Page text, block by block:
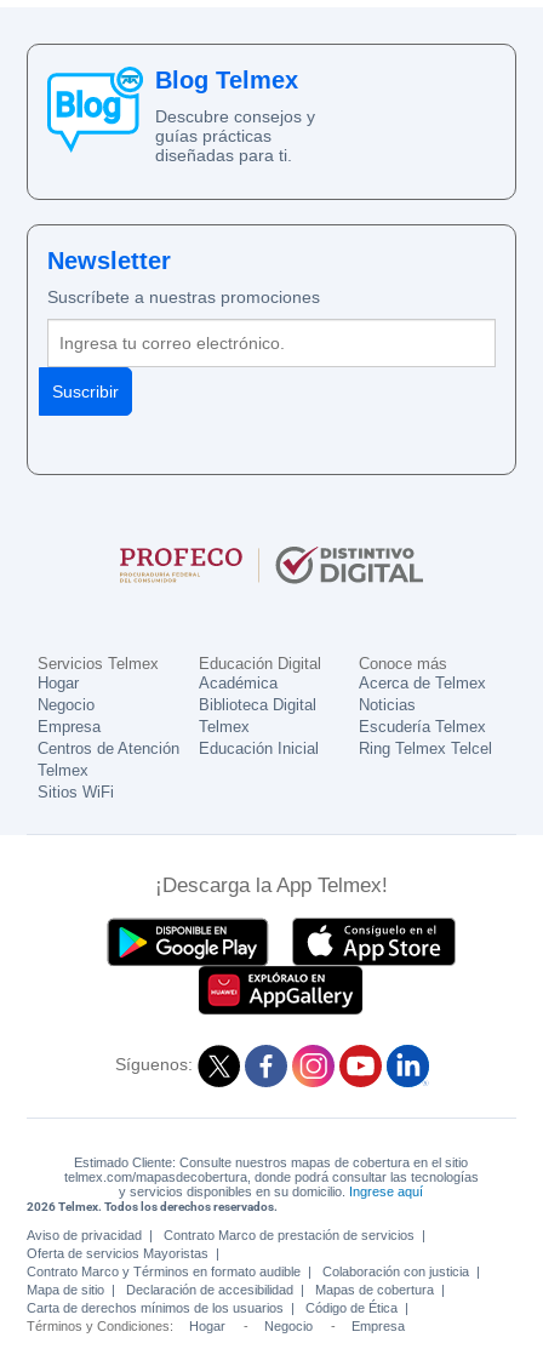
Blog Telmex
Descubre consejos y
guías prácticas
diseñadas para ti.
Newsletter
Suscríbete a nuestras promociones
Servicios Telmex
Hogar
Negocio
Empresa
Centros de Atención
Telmex
Sitios WiFi
Educación Digital
Académica
Biblioteca Digital
Telmex
Educación Inicial
Conoce más
Acerca de Telmex
Noticias
Escudería Telmex
Ring Telmex Telcel
¡Descarga la App Telmex!
Síguenos:
Estimado Cliente: Consulte nuestros mapas de cobertura en el sitio
telmex.com/mapasdecobertura, donde podrá consultar las tecnologías
y servicios disponibles en su domicilio. Ingrese aquí
2026 Telmex. Todos los derechos reservados.
Aviso de privacidad
Contrato Marco de prestación de servicios
Oferta de servicios Mayoristas
Contrato Marco y Términos en formato audible
Colaboración con justicia
Mapa de sitio
Declaración de accesibilidad
Mapas de cobertura
Carta de derechos mínimos de los usuarios
Código de Ética
Términos y Condiciones:
Hogar - Negocio - Empresa